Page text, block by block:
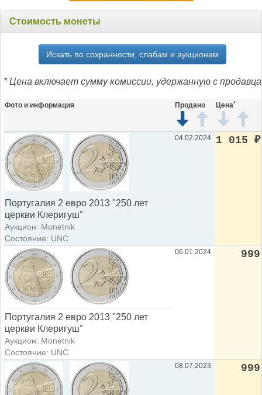
Стоимость монеты
Искать по сохранности, слабам и аукционам
* Цена включает сумму комиссии, удержанную с продавца
Фото и информация Продано Цена*
Португалия 2 евро 2013 "250 лет
церкви Клеригуш"
Аукцион: Monetnik
Состояние: UNC
04.02.2024 1 015 ₽
Португалия 2 евро 2013 "250 лет
церкви Клеригуш"
Аукцион: Monetnik
Состояние: UNC
06.01.2024 999
08.07.2023 999